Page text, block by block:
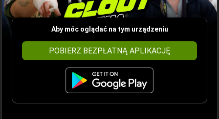
Aby móc oglądać na tym urządzeniu
POBIERZ BEZPŁATNĄ APLIKACJĘ